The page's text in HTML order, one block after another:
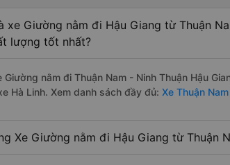
xe Giường nằm đi Hậu Giang từ Thuận
lượng tốt nhất?
Giường nằm đi Thuận Nam - Ninh Thuận Hậu
Hà Linh. Xem danh sách đầy đủ: Xe Thuận
Xe Giường nằm đi Hậu Giang từ Thuận